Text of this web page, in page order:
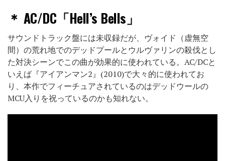
＊ AC/DC「Hell’s Bells」
サウンドトラック盤には未収録だが、ヴォイド（虚無空
間）の荒れ地でのデッドプールとウルヴァリンの殺伐とし
た対決シーンでこの曲が効果的に使われている。AC/DCと
いえば『アイアンマン2』(2010)で大々的に使われてお
り、本作でフィーチュアされているのはデッドウールの
MCU入りを祝っているのかも知れない。